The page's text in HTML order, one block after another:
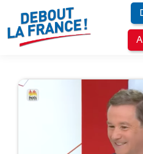
Panneau de gestion des cookies